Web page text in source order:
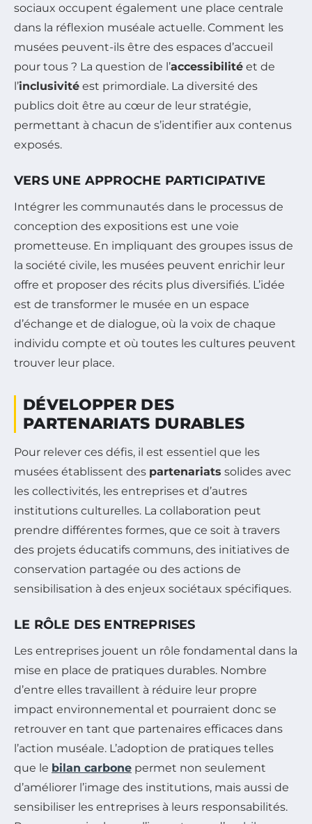
sociaux occupent également une place centrale
dans la réflexion muséale actuelle. Comment les
musées peuvent-ils être des espaces d’accueil
pour tous ? La question de l’accessibilité et de
l’inclusivité est primordiale. La diversité des
publics doit être au cœur de leur stratégie,
permettant à chacun de s’identifier aux contenus
exposés.
VERS UNE APPROCHE PARTICIPATIVE
Intégrer les communautés dans le processus de
conception des expositions est une voie
prometteuse. En impliquant des groupes issus de
la société civile, les musées peuvent enrichir leur
offre et proposer des récits plus diversifiés. L’idée
est de transformer le musée en un espace
d’échange et de dialogue, où la voix de chaque
individu compte et où toutes les cultures peuvent
trouver leur place.
DÉVELOPPER DES
PARTENARIATS DURABLES
Pour relever ces défis, il est essentiel que les
musées établissent des partenariats solides avec
les collectivités, les entreprises et d’autres
institutions culturelles. La collaboration peut
prendre différentes formes, que ce soit à travers
des projets éducatifs communs, des initiatives de
conservation partagée ou des actions de
sensibilisation à des enjeux sociétaux spécifiques.
LE RÔLE DES ENTREPRISES
Les entreprises jouent un rôle fondamental dans la
mise en place de pratiques durables. Nombre
d’entre elles travaillent à réduire leur propre
impact environnemental et pourraient donc se
retrouver en tant que partenaires efficaces dans
l’action muséale. L’adoption de pratiques telles
que le bilan carbone permet non seulement
d’améliorer l’image des institutions, mais aussi de
sensibiliser les entreprises à leurs responsabilités.